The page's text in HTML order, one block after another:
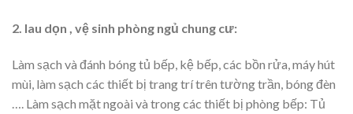
2. lau dọn , vệ sinh phòng ngủ chung cư:
Làm sạch và đánh bóng tủ bếp, kệ bếp, các bồn rửa, máy hút
mùi, làm sạch các thiết bị trang trí trên tường trần, bóng đèn
…. Làm sạch mặt ngoài và trong các thiết bị phòng bếp: Tủ